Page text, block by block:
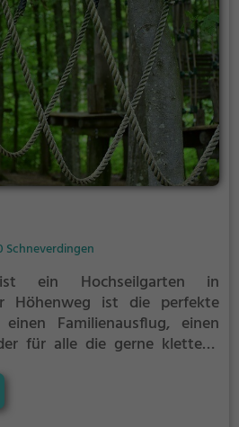
Schneverdingen
ein Hochseilgarten in
Höhenweg ist die perfekte
Familienausflug, einen
für alle die gerne klettern.
eine Welt voller Abenteuer
bietet sowohl